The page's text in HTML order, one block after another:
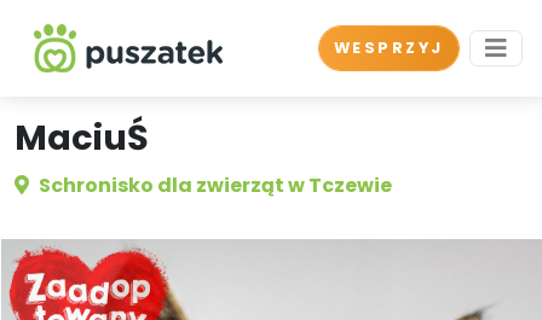
WESPRZYJ
MaciuŚ
Schronisko dla zwierząt w Tczewie